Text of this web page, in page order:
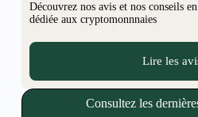
Découvrez nos avis et nos conseils
dédiée aux cryptomonnnaies
Lire les
Consultez les